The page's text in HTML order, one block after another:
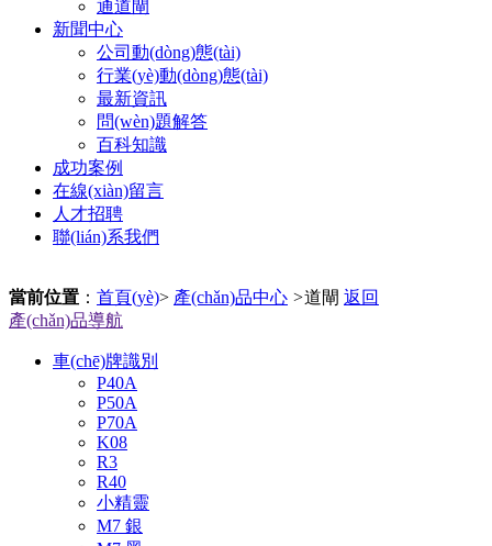
通道閘
新聞中心
公司動(dòng)態(tài)
行業(yè)動(dòng)態(tài)
最新資訊
問(wèn)題解答
百科知識
成功案例
在線(xiàn)留言
人才招聘
聯(lián)系我們
當前位置 ： 首頁(yè)> 產(chǎn)品中心 >道閘 返回
產(chǎn)品導航
車(chē)牌識別
P40A
P50A
P70A
K08
R3
R40
小精靈
M7 銀